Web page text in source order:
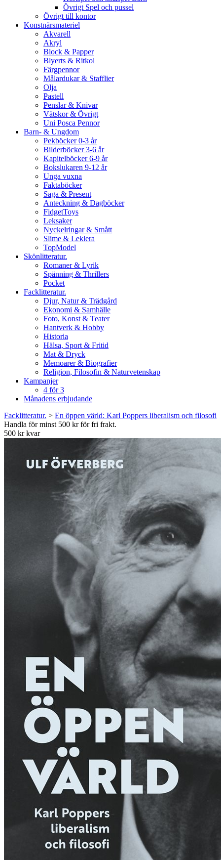
Övrigt Spel och pussel
Övrigt till kontor
Konstnärsmateriel
Akvarell
Akryl
Block & Papper
Blyerts & Ritkol
Färgpennor
Målardukar & Stafflier
Olja
Pastell
Penslar & Knivar
Vätskor & Övrigt
Uni Posca Pennor
Barn- & Ungdom
Pekböcker 0-3 år
Bilderböcker 3-6 år
Kapitelböcker 6-9 år
Bokslukaren 9-12 år
Unga vuxna
Faktaböcker
Saga & Present
Anteckning & Dagböcker
FidgetToys
Leksaker
Nyckelringar & Smått
Slime & Leklera
TopModel
Skönlitteratur.
Romaner & Lyrik
Spänning & Thrillers
Pocket
Facklitteratur.
Djur, Natur & Trädgård
Ekonomi & Samhälle
Foto, Konst & Teater
Hantverk & Hobby
Historia
Hälsa, Sport & Fritid
Mat & Dryck
Memoarer & Biografier
Religion, Filosofin & Naturvetenskap
Kampanjer
4 för 3
Månadens erbjudande
Facklitteratur. > En öppen värld: Karl Poppers liberalism och filosofi
Handla för minst 500 kr för fri frakt.
500 kr kvar